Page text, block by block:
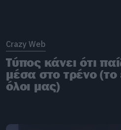
Crazy Web
Τύπος κάνει ότι
μέσα στο τρένο (το
όλοι μας)